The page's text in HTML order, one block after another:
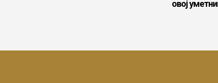
овој